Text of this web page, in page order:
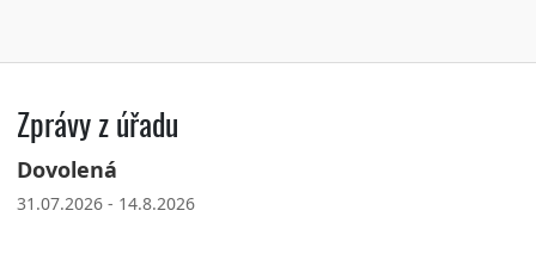
Zprávy z úřadu
Dovolená
31.07.2026 - 14.8.2026